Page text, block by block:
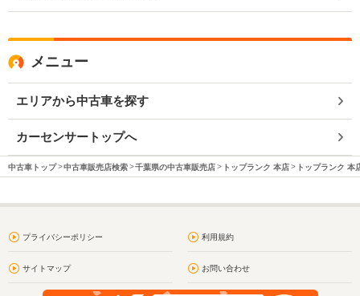
メニュー
エリアから中古車を探す
カーセンサートップへ
中古車トップ 中古車販売店検索 千葉県の中古車販売店 トップランク 本店 トップランク 本
プライバシーポリシー 利用規約
サイトマップ お問い合わせ